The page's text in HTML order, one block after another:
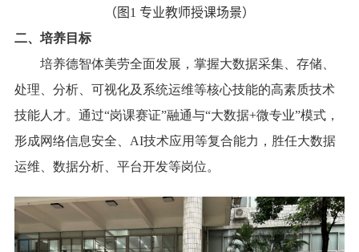
（ 图 1 专业教师授课场景）
二、培养目标
培养德智体美劳全面发展，掌握大数据采集、存储、
处理、分析、可视化及系统运维等核心技能的高素质技术
技能人才。通过“岗课赛证”融通与“大数据+微专业”模式，
形成网络信息安全、 AI技术应用等复合能力，胜任大数据
运维、数据分析、平台开发等岗位。